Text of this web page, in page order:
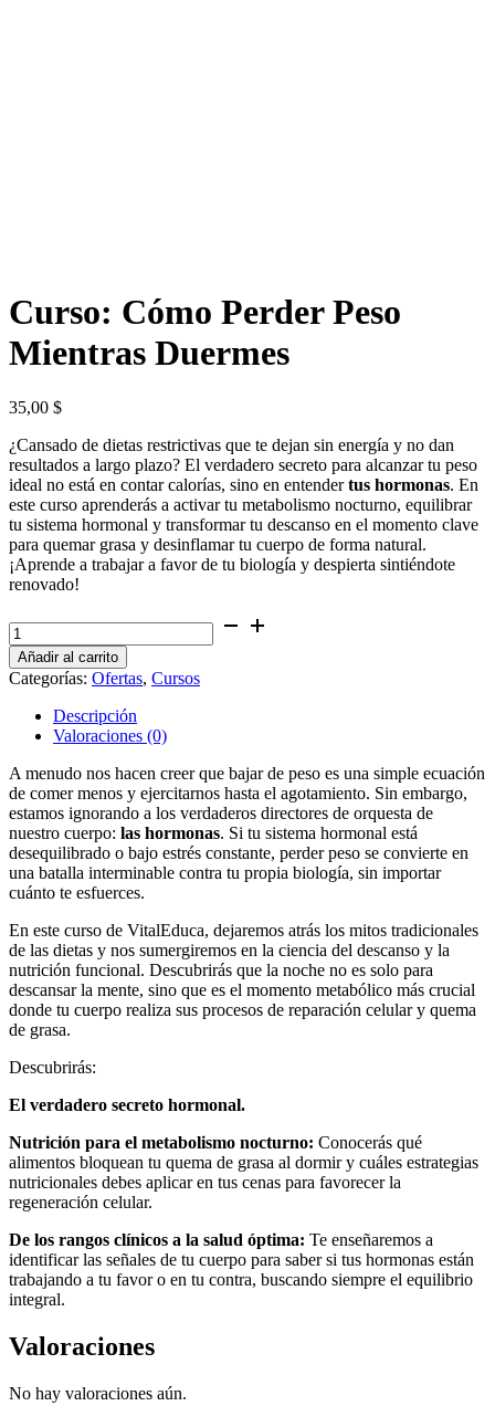
Curso: Cómo Perder Peso
Mientras Duermes
35,00 $
¿Cansado de dietas restrictivas que te dejan sin energía y no dan
resultados a largo plazo? El verdadero secreto para alcanzar tu peso
ideal no está en contar calorías, sino en entendertus hormonas. En
este curso aprenderás a activar tu metabolismo nocturno, equilibrar
tu sistema hormonal y transformar tu descanso en el momento clave
para quemar grasa y desinflamar tu cuerpo de forma natural.
¡Aprende a trabajar a favor de tu biología y despierta sintiéndote
renovado!
Curso:
Cómo
Perder
Peso
Duermes
cantidad
Añadir al carrito
Categorías: Ofertas, Cursos
Descripción
Valoraciones (0)
A menudo nos hacen creer que bajar de peso es una simple ecuación
de comer menos y ejercitarnos hasta el agotamiento. Sin embargo,
estamos ignorando a los verdaderos directores de orquesta de
nuestro cuerpo: las hormonas. Si tu sistema hormonal está
desequilibrado o bajo estrés constante, perder peso se convierte en
una batalla interminable contra tu propia biología, sin importar
cuánto te esfuerces.
En este curso de VitalEduca, dejaremos atrás los mitos tradicionales
de las dietas y nos sumergiremos en la ciencia del descanso y la
nutrición funcional. Descubrirás que la noche no es solo para
descansar la mente, sino que es el momento metabólico más crucial
donde tu cuerpo realiza sus procesos de reparación celular y quema
de grasa.
Descubrirás:
El verdadero secreto hormonal.
Nutrición para el metabolismo nocturno: Conocerás qué
alimentos bloquean tu quema de grasa al dormir y cuáles estrategias
nutricionales debes aplicar en tus cenas para favorecer la
regeneración celular.
De los rangos clínicos a la salud óptima: Te enseñaremos a
identificar las señales de tu cuerpo para saber si tus hormonas están
trabajando a tu favor o en tu contra, buscando siempre el equilibrio
integral.
Valoraciones
No hay valoraciones aún.